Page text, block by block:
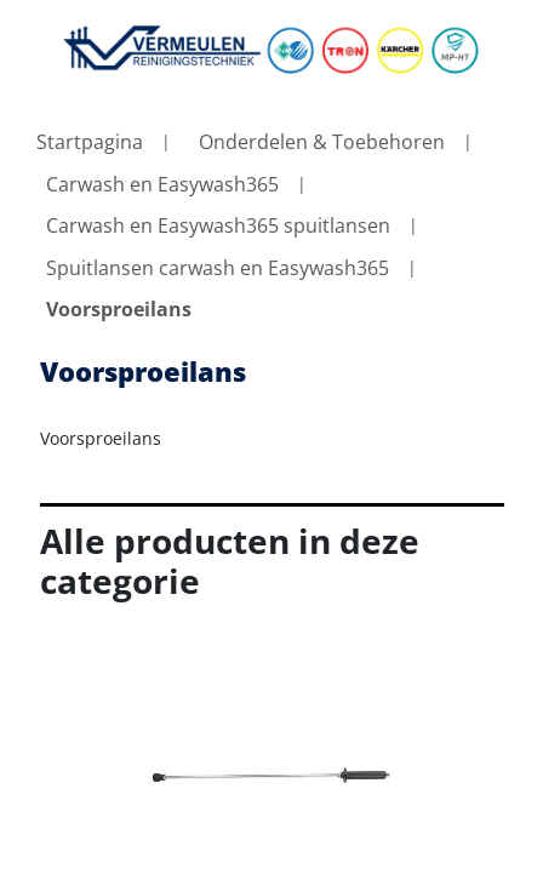
Startpagina
Onderdelen & Toebehoren
Carwash en Easywash365
Carwash en Easywash365 spuitlansen
Spuitlansen carwash en Easywash365
Voorsproeilans
Voorsproeilans
Voorsproeilans
Alle producten in deze
categorie